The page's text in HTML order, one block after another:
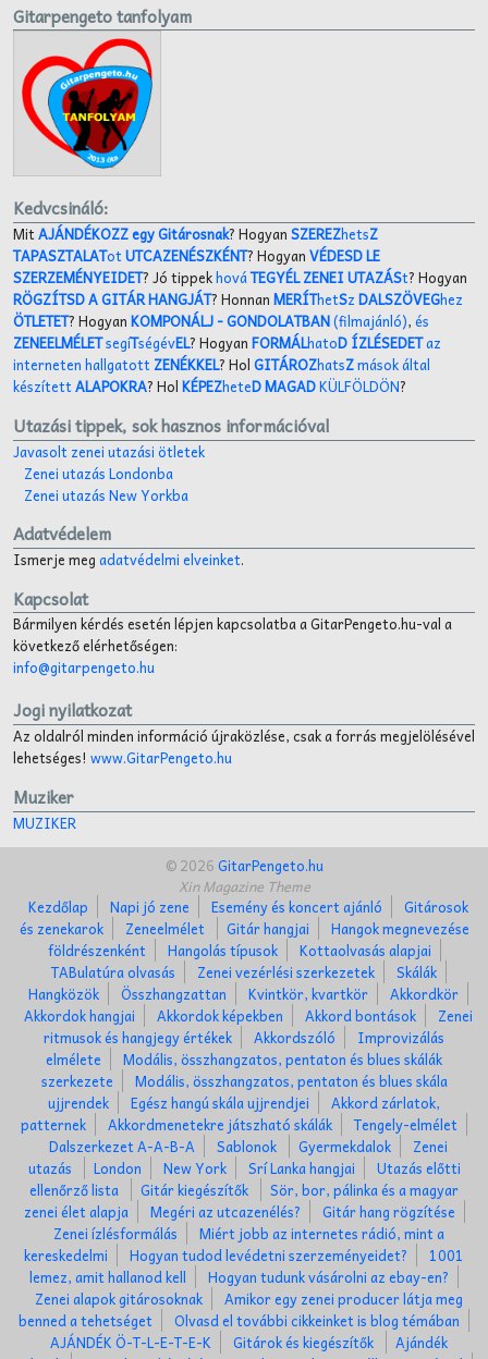
Gitarpengeto tanfolyam
Kedvcsináló:
MitAJÁNDÉKOZZ egy Gitárosnak? HogyanSZEREZhetsZ
TAPASZTALATotUTCAZENÉSZKÉNT? HogyanVÉDESD LE
SZERZEMÉNYEIDET? Jó tippekhováTEGYÉL ZENEI UTAZÁSt? Hogyan
RÖGZÍTSD A GITÁR HANGJÁT? HonnanMERÍThetSzDALSZÖVEGhez
ÖTLETET? HogyanKOMPONÁLJ- GONDOLATBAN(filmajánló),és
ZENEELMÉLETsegíTségévEL? HogyanFORMÁLhatoD ÍZLÉSEDETaz
interneten hallgatott ZENÉKKEL? HolGITÁROZhatsZmások által
készítettALAPOKRA? HolKÉPEZheteD MAGADKÜLFÖLDÖN?
Utazási tippek, sok hasznos információval
Javasolt zenei utazási ötletek
Zenei utazás Londonba
Zenei utazás New Yorkba
Adatvédelem
Ismerje megadatvédelmi elveinket.
Kapcsolat
Bármilyen kérdés esetén lépjen kapcsolatba a GitarPengeto.hu-val a
következő elérhetőségen:
info@gitarpengeto.hu
Jogi nyilatkozat
Az oldalról minden információ újraközlése, csak a forrás megjelölésével
lehetséges! www.GitarPengeto.hu
Muziker
MUZIKER
© 2026GitarPengeto.hu
Xin Magazine Theme
Kezdőlap
Napi jó zene Esemény és koncert ajánló
Gitárosok
és zenekarok
Zeneelmélet Gitár hangjai
Hangok megnevezése
földrészenként
Hangolás típusok
Kottaolvasás alapjai
TABulatúra olvasás
Zenei vezérlési szerkezetek
Skálák
Hangközök
Összhangzattan Kvintkör, kvartkör
Akkordkör
Akkordok hangjai
Akkordok képekben Akkord bontások
Zenei
ritmusok és hangjegy értékek
Akkordszóló
Improvizálás
elmélete
Modális, összhangzatos, pentaton és blues skálák
szerkezete
Modális, összhangzatos, pentaton és blues skála
ujjrendek
Egész hangú skála ujjrendjei
Akkord zárlatok,
patternek
Akkordmenetekre játszható skálák
Tengely-elmélet
Dalszerkezet A-A-B-A
Sablonok Gyermekdalok
Zenei
utazás
London New York Srí Lanka hangjai
Utazás előtti
ellenőrző lista
Gitár kiegészítők
Sör, bor, pálinka és a magyar
zenei élet alapja
Megéri az utcazenélés?
Gitár hang rögzítése
Zenei ízlésformálás
Miért jobb az internetes rádió, mint a
kereskedelmi
Hogyan tudod levédetni szerzeményeidet?
1001
lemez, amit hallanod kell
Hogyan tudunk vásárolni az ebay-en?
Zenei alapok gitárosoknak
Amikor egy zenei producer látja meg
benned a tehetséget
Olvasd el további cikkeinket is blog témában
AJÁNDÉK Ö-T-L-E-T-E-K
Gitárok és kiegészítők
Ajándék